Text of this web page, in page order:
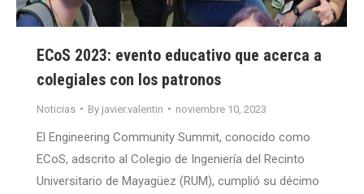
ECoS 2023: evento educativo que acerca a
colegiales con los patronos
Noticias By javier.valentin noviembre 10, 2023
El Engineering Community Summit, conocido como
ECoS, adscrito al Colegio de Ingeniería del Recinto
Universitario de Mayagüez (RUM), cumplió su décimo